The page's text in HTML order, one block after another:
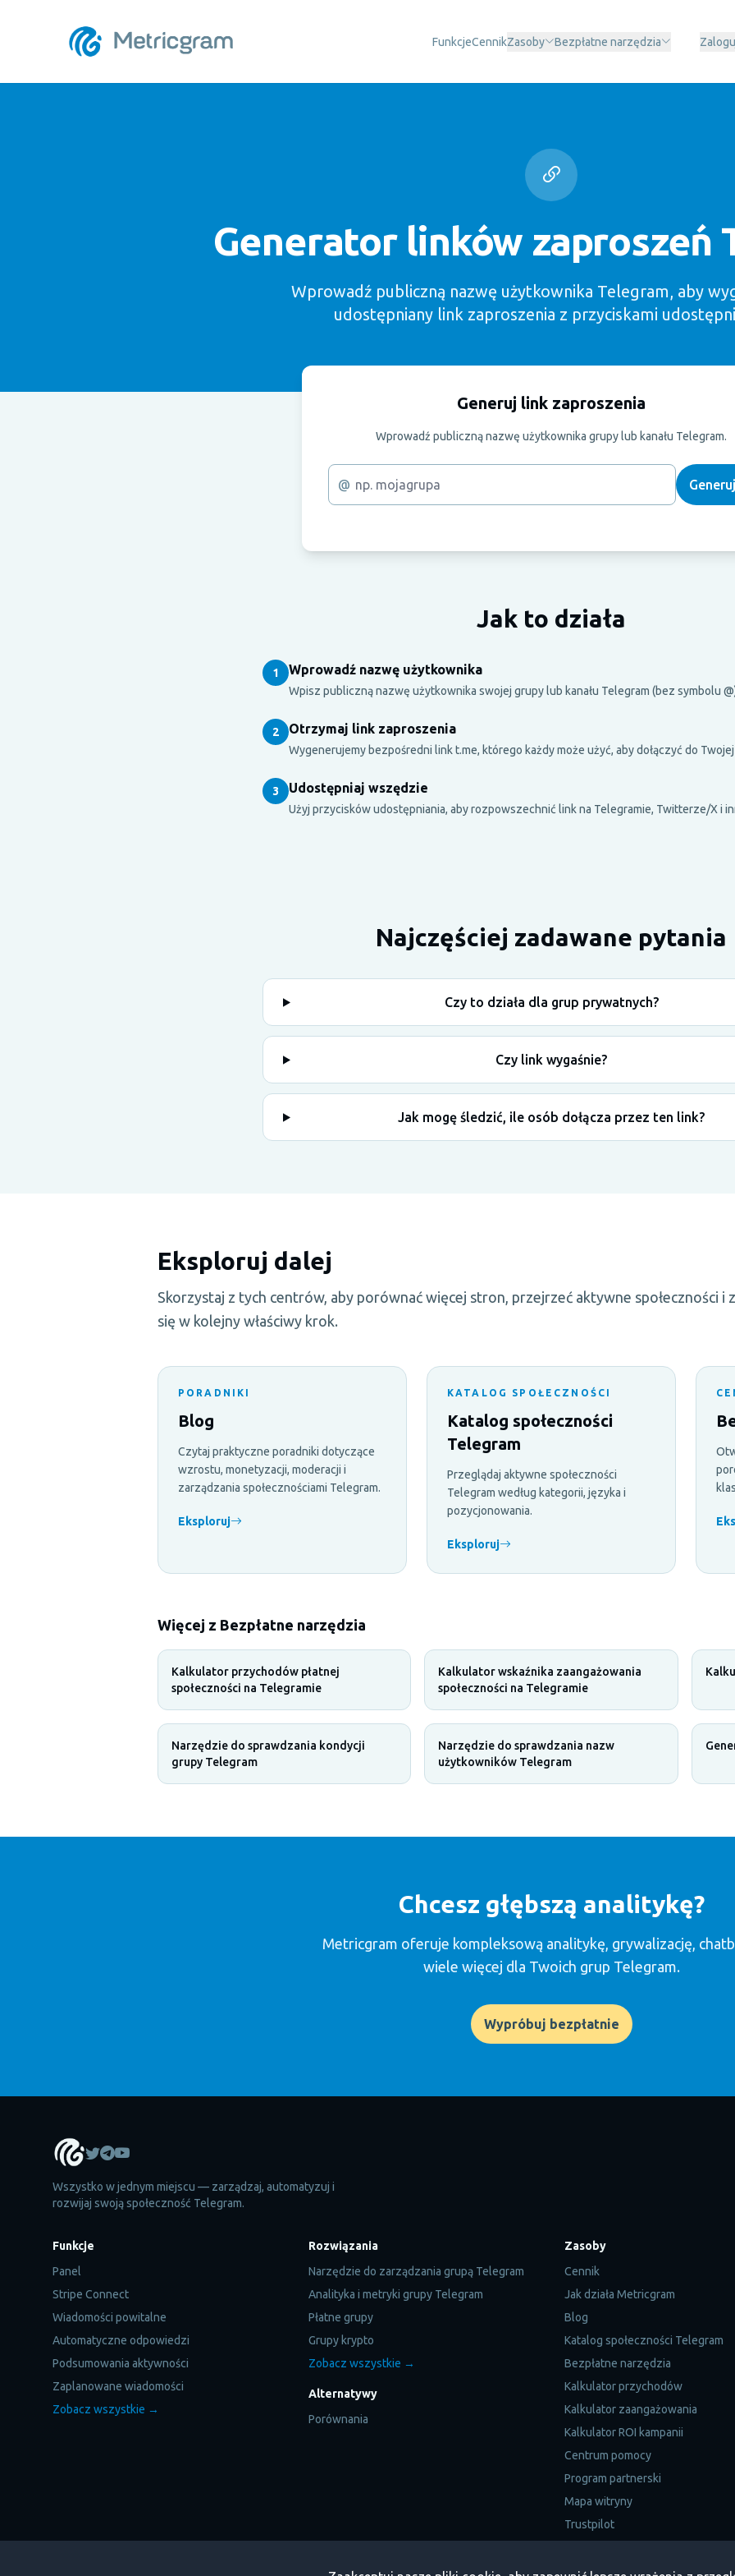
FunkcjeCennikZasoby Bezpłatne narzędzia
Generator linków zaproszeń
Wprowadź publiczną nazwę użytkownika Telegram, aby
udostępniany link zaproszenia z przyciskami
Generuj link zaproszenia
Wprowadź publiczną nazwę użytkownika grupy lub kanału Telegram.
@
Jak to działa
1 Wprowadź nazwę użytkownika
Wpisz publiczną nazwę użytkownika swojej grupy lub kanału Telegram (bez symbolu
2 Otrzymaj link zaproszenia
Wygenerujemy bezpośredni link t.me, którego każdy może użyć, aby dołączyć do
3 Udostępniaj wszędzie
Użyj przycisków udostępniania, aby rozpowszechnić link na Telegramie, Twitterze/X i
Najczęściej zadawane pytania
Czy to działa dla grup prywatnych?
Czy link wygaśnie?
Jak mogę śledzić, ile osób dołącza przez ten link?
Eksploruj dalej
Skorzystaj z tych centrów, aby porównać więcej stron, przejrzeć aktywne społeczności i
się w kolejny właściwy krok.
PORADNIKI
Blog
Czytaj praktyczne poradniki dotyczące
wzrostu, monetyzacji, moderacji i
zarządzania społecznościami Telegram.
Eksploruj
KATALOG SPOŁECZNOŚCI
Katalog społeczności
Telegram
Przeglądaj aktywne społeczności
Telegram według kategorii, języka i
pozycjonowania.
Eksploruj
Więcej z Bezpłatne narzędzia
Kalkulator przychodów płatnej
społeczności na Telegramie
Kalkulator wskaźnika zaangażowania
społeczności na Telegramie
Narzędzie do sprawdzania kondycji
grupy Telegram
Narzędzie do sprawdzania nazw
użytkowników Telegram
Chcesz głębszą analitykę?
Metricgram oferuje kompleksową analitykę, grywalizację,
wiele więcej dla Twoich grup Telegram.
Wypróbuj bezpłatnie
Wszystko w jednym miejscu — zarządzaj, automatyzuj i
rozwijaj swoją społeczność Telegram.
Funkcje
Panel
Stripe Connect
Wiadomości powitalne
Automatyczne odpowiedzi
Podsumowania aktywności
Zaplanowane wiadomości
Zobacz wszystkie →
Rozwiązania
Narzędzie do zarządzania grupą Telegram
Analityka i metryki grupy Telegram
Płatne grupy
Grupy krypto
Zobacz wszystkie →
Alternatywy
Porównania
Zasoby
Cennik
Jak działa Metricgram
Blog
Katalog społeczności Telegram
Bezpłatne narzędzia
Kalkulator przychodów
Kalkulator zaangażowania
Kalkulator ROI kampanii
Centrum pomocy
Program partnerski
Mapa witryny
Trustpilot